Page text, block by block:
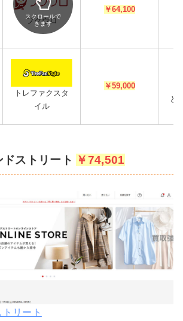
フクウロ
￥64,100
トレファクスタ
イル
￥59,000
と
スクロールで
きます
ストリート ￥74,501
リート